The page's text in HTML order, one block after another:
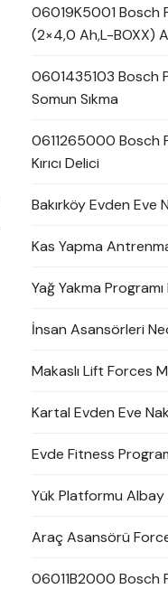
06019K5001 Bosch
(2×4,0 Ah,L-BOXX)
0601435103 Bosch
Somun Sıkma
0611265000 Bosch
Kırıcı Delici
Bakırköy Evden Eve
Kas Yapma
Yağ Yakma Programı
İnsan Asansörleri
Makaslı Lift Forces
Kartal Evden Eve
Evde Fitness
Yük Platformu Albay
Araç Asansörü
06011B2000 Bosch